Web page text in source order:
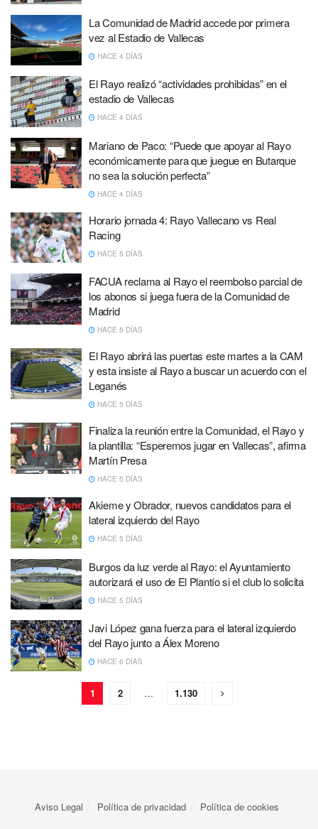
La Comunidad de Madrid accede por primera
vez al Estadio de Vallecas
HACE 4 DÍAS
El Rayo realizó “actividades prohibidas” en el
estadio de Vallecas
HACE 4 DÍAS
Mariano de Paco: “Puede que apoyar al Rayo
económicamente para que juegue en Butarque
no sea la solución perfecta”
HACE 4 DÍAS
Horario jornada 4: Rayo Vallecano vs Real
Racing
HACE 5 DÍAS
FACUA reclama al Rayo el reembolso parcial de
los abonos si juega fuera de la Comunidad de
Madrid
HACE 5 DÍAS
El Rayo abrirá las puertas este martes a la CAM
y esta insiste al Rayo a buscar un acuerdo con el
Leganés
HACE 5 DÍAS
Finaliza la reunión entre la Comunidad, el Rayo y
la plantilla: “Esperemos jugar en Vallecas”, afirma
Martín Presa
HACE 5 DÍAS
Akieme y Obrador, nuevos candidatos para el
lateral izquierdo del Rayo
HACE 5 DÍAS
Burgos da luz verde al Rayo: el Ayuntamiento
autorizará el uso de El Plantío si el club lo solicita
HACE 5 DÍAS
Javi López gana fuerza para el lateral izquierdo
del Rayo junto a Álex Moreno
HACE 6 DÍAS
1 2 … 1.130
Aviso Legal Política de privacidad Política de cookies